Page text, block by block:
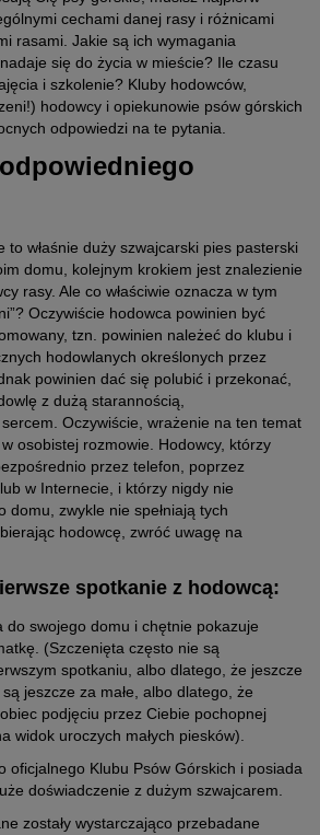
cechami danej rasy i różnicami
rasami. Jakie są ich wymagania
się do życia w mieście? Ile czasu
i szkolenie? Kluby hodowców,
hodowcy i opiekunowie psów górskich
odpowiedzi na te pytania.
to właśnie duży szwajcarski pies pasterski
domu, kolejnym krokiem jest znalezienie
rasy. Ale co właściwie oznacza w tym
Oczywiście hodowca powinien być
tzn. powinien należeć do klubu i
hodowlanych określonych przez
powinien dać się polubić i przekonać,
z dużą starannością,
Oczywiście, wrażenie na ten temat
osobistej rozmowie. Hodowcy, którzy
przez telefon, poprzez
w Internecie, i którzy nigdy nie
domu, zwykle nie spełniają tych
hodowcę, zwróć uwagę na
spotkanie z hodowcą:
do swojego domu i chętnie pokazuje
(Szczenięta często nie są
spotkaniu, albo dlatego, że jeszcze
jeszcze za małe, albo dlatego, że
podjęciu przez Ciebie pochopnej
widok uroczych małych piesków).
oficjalnego Klubu Psów Górskich i posiada
doświadczenie z dużym szwajcarem.
zostały wystarczająco przebadane